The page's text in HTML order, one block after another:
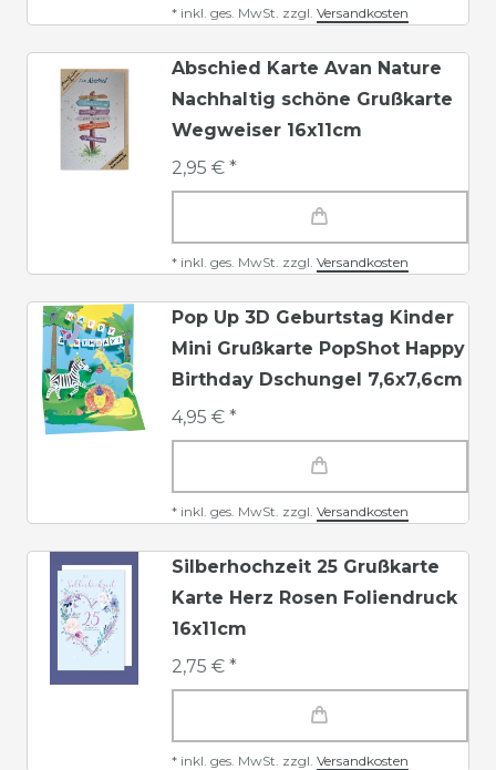
* inkl. ges. MwSt. zzgl. Versandkosten
Abschied Karte Avan Nature
Nachhaltig schöne Grußkarte
Wegweiser 16x11cm
2,95 € *
* inkl. ges. MwSt. zzgl. Versandkosten
Pop Up 3D Geburtstag Kinder
Mini Grußkarte PopShot Happy
Birthday Dschungel 7,6x7,6cm
4,95 € *
* inkl. ges. MwSt. zzgl. Versandkosten
Silberhochzeit 25 Grußkarte
Karte Herz Rosen Foliendruck
16x11cm
2,75 € *
* inkl. ges. MwSt. zzgl. Versandkosten